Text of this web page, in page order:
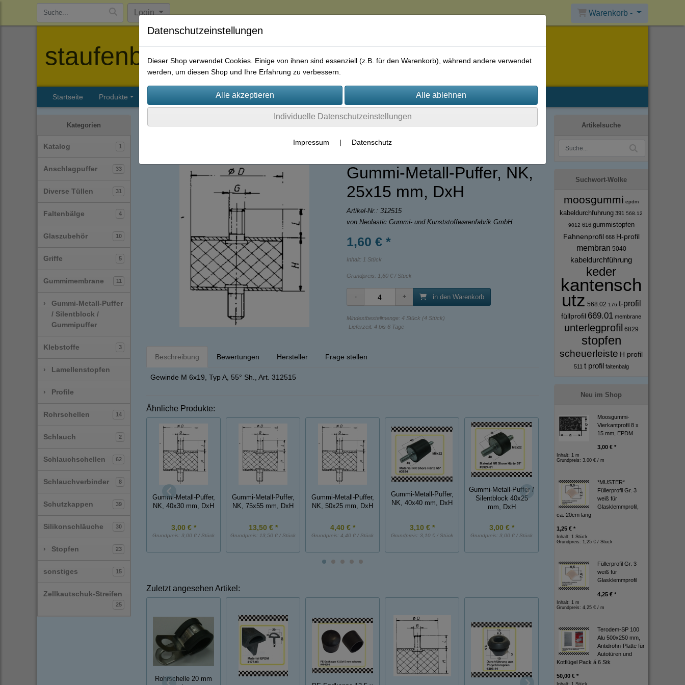
Login Warenkorb -
staufenbiel-berlin
Startseite Produkte Firmenhistorie AGB
Kategorien
Katalog 1
Anschlagpuffer 33
Diverse Tüllen 31
Faltenbälge 4
Glaszubehör 10
Griffe 5
Gummimembrane 11
›
Gummi-Metall-Puffer
/ Silentblock /
Gummipuffer
Klebstoffe 3
› Lamellenstopfen
› Profile
Rohrschellen 14
Schlauch 2
Schlauchschellen 62
Schlauchverbinder 8
Schutzkappen 39
Silikonschläuche 30
› Stopfen 23
sonstiges 15
Zellkautschuk-Streifen
25
Gummi-Metall-Puffer / Silentblock / Gummipuffer
Gummi-Metall-Puffer, NK,
25x15 mm, DxH
Artikel-Nr.: 312515
von Neolastic Gummi- und Kunststoffwarenfabrik GmbH
1,60 € *
Inhalt: 1 Stück
Grundpreis: 1,60 € / Stück
in den Warenkorb
Mindestbestellmenge: 4 Stück (4 Stück)
Lieferzeit: 4 bis 6 Tage
Beschreibung Bewertungen Hersteller Frage stellen
Gewinde M 6x19, Typ A, 55° Sh., Art. 312515
Ähnliche Produkte:
Gummi-Metall-Puffer,
NK, 40x30 mm, DxH
3,00 € *
Grundpreis: 3,00 € / Stück
Gummi-Metall-Puffer,
NK, 75x55 mm, DxH
13,50 € *
Grundpreis: 13,50 € / Stück
Gummi-Metall-Puffer,
NK, 50x25 mm, DxH
4,40 € *
Grundpreis: 4,40 € / Stück
Gummi-Metall-Puffer,
NK, 40x40 mm, DxH
3,10 € *
Grundpreis: 3,10 € / Stück
Gummi-Metall-Puffer /
Silentblock 40x25
mm, DxH
3,00 € *
Grundpreis: 3,00 € / Stück
Gummi-Metall-Puffer,
NK, 75x40 mm, DxH
8,70 € *
Grundpreis:8,70 € / Stück
NK, 50x45 mm,
Zuletzt angesehen Artikel:
Rohrschelle 20 mm
Artikelsuche
Suchwort-Wolke
moosgummi epdm
kabeldurchfuhrung 391 568.12
9012 616 gummistopfen
Fahnenprofil 668 H-profil
membran 5040
kabeldurchführung
keder
kantensch
utz 568.02 176 t-profil
füllprofil 669.01 membrane
unterlegprofil 6829
stopfen
scheuerleiste H profil
511 t profil faltenbalg
Neu im Shop
Moosgummi-
Vierkantprofil 8 x
15 mm, EPDM
3,00 € *
Inhalt: 1 m
Grundpreis: 3,00 € / m
*MUSTER*
Füllerprofil Gr. 3
weiß für
Glasklemmprofil,
ca. 20cm lang
1,25 € *
Inhalt: 1 Stück
Grundpreis: 1,25 € / Stück
Füllerprofil Gr. 3
weiß für
Glasklemmprofil
4,25 € *
Inhalt: 1 m
Grundpreis: 4,25 € / m
Terodem-SP 100
Alu 500x250 mm,
Antidröhn-Platte für
Autotüren und
Kotflügel Pack á 6 Stk
50,00 € *
Inhalt: 1 Stück
Datenschutzeinstellungen
Dieser Shop verwendet Cookies. Einige von ihnen sind essenziell (z.B. für den Warenkorb), während andere verwendet
werden, um diesen Shop und Ihre Erfahrung zu verbessern.
Individuelle Datenschutzeinstellungen
Impressum | Datenschutz